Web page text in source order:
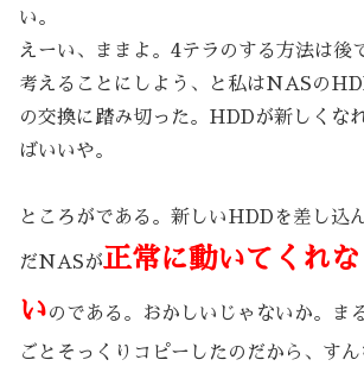
い。
えーい、ままよ。4テラのする方法は後
考えることにしよう、と私はNASの
の交換に踏み切った。HDDが新しくな
ばいいや。
ところがである。新しいHDDを差し込
だNASが正常に動いてくれな
いのである。おかしいじゃないか。ま
ごとそっくりコピーしたのだから、すん